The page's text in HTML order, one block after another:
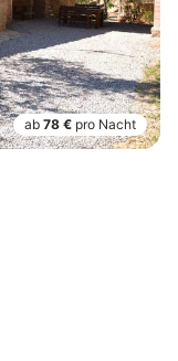
ab 78 € pro Nacht